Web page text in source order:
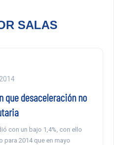
SALAS
que desaceleración no
con un bajo 1,4%, con ello
para 2014 que en mayo